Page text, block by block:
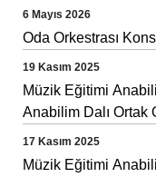
6 Mayıs 2026
Oda Orkestrası
19 Kasım 2025
Müzik Eğitimi
Anabilim Dalı Ortak
17 Kasım 2025
Müzik Eğitimi